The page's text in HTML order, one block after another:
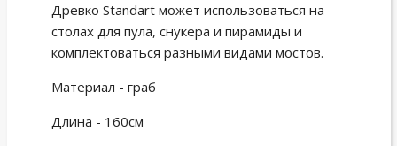
Древко Standart может использоваться на
столах для пула, снукера и пирамиды и
комплектоваться разными видами мостов.
Материал - граб
Длина - 160см